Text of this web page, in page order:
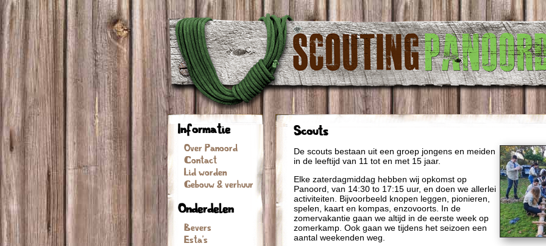
Informatie
Over Panoord
Contact
Lid worden
Gebouw & verhuur
Onderdelen
Bevers
Esta's
Scouts
De scouts bestaan uit een groep jongens en meiden
in de leeftijd van 11 tot en met 15 jaar.
Elke zaterdagmiddag hebben wij opkomst op
Panoord, van 14:30 to 17:15 uur, en doen we allerlei
activiteiten. Bijvoorbeeld knopen leggen, pionieren,
spelen, kaart en kompas, enzovoorts. In de
zomervakantie gaan we altijd in de eerste week op
zomerkamp. Ook gaan we tijdens het seizoen een
aantal weekenden weg.